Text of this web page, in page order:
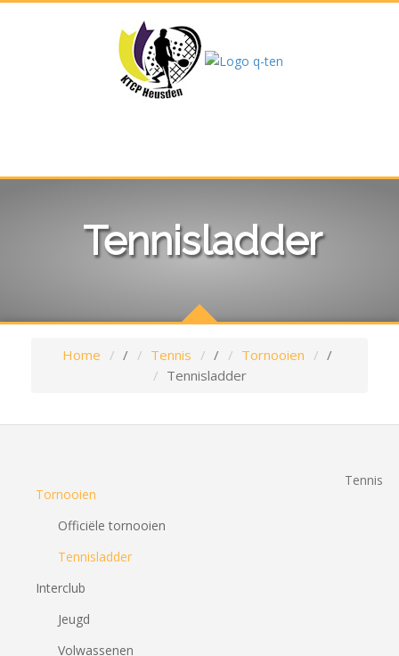
Tennisladder
Home / Tennis / Tornooien
/
Tennisladder
Tennis
Tornooien
Officiële tornooien
Tennisladder
Interclub
Jeugd
Volwassenen